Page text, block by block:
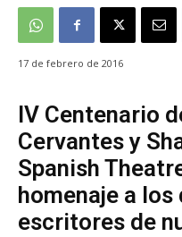
17 de febrero de 2016
IV Centenario
Cervantes y
Spanish
homenaje a
escritores de